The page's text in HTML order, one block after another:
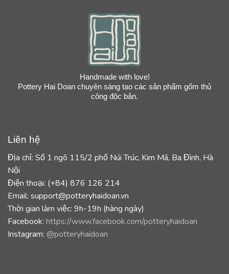
Handmade with love!
Pottery Hai Doan chuyên sáng tạo các sản phẩm gốm thủ
công độc bản.
Liên hệ
Địa chỉ: Số 1 ngõ 115/2 phố Núi Trúc, Kim Mã, Ba Đình, Hà
Nội
Điện thoại: (+84) 876 126 214
Email: support@potteryhaidoan.vn
Thời gian làm việc: 9h-19h (hàng ngày)
Facebook: https://www.facebook.com/potteryhaidoan
Instagram: @potteryhaidoan